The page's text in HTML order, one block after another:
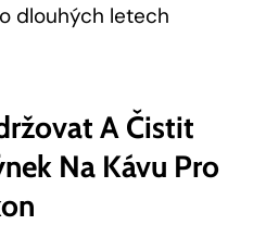
⁤dlouhých letech
A⁢ Čistit⁣
⁤na Kávu ⁤pro